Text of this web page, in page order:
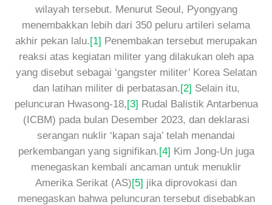
wilayah tersebut. Menurut Seoul, Pyongyang
menembakkan lebih dari 350 peluru artileri selama
akhir pekan lalu.[1] Penembakan tersebut merupakan
reaksi atas kegiatan militer yang dilakukan oleh apa
yang disebut sebagai ‘gangster militer’ Korea Selatan
dan latihan militer di perbatasan.[2] Selain itu,
peluncuran Hwasong-18,[3] Rudal Balistik Antarbenua
(ICBM) pada bulan Desember 2023, dan deklarasi
serangan nuklir ‘kapan saja’ telah menandai
perkembangan yang signifikan.[4] Kim Jong-Un juga
menegaskan kembali ancaman untuk menuklir
Amerika Serikat (AS)[5] jika diprovokasi dan
menegaskan bahwa peluncuran tersebut disebabkan